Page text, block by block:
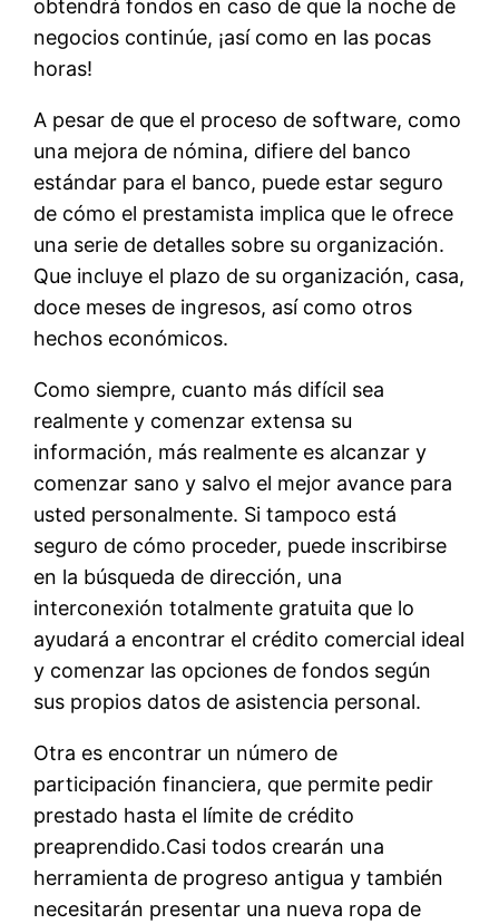
obtendrá fondos en caso de que la noche de
negocios continúe, ¡así como en las pocas
horas!
A pesar de que el proceso de software, como
una mejora de nómina, difiere del banco
estándar para el banco, puede estar seguro
de cómo el prestamista implica que le ofrece
una serie de detalles sobre su organización.
Que incluye el plazo de su organización, casa,
doce meses de ingresos, así como otros
hechos económicos.
Como siempre, cuanto más difícil sea
realmente y comenzar extensa su
información, más realmente es alcanzar y
comenzar sano y salvo el mejor avance para
usted personalmente. Si tampoco está
seguro de cómo proceder, puede inscribirse
en la búsqueda de dirección, una
interconexión totalmente gratuita que lo
ayudará a encontrar el crédito comercial ideal
y comenzar las opciones de fondos según
sus propios datos de asistencia personal.
Otra es encontrar un número de
participación financiera, que permite pedir
prestado hasta el límite de crédito
preaprendido.Casi todos crearán una
herramienta de progreso antigua y también
necesitarán presentar una nueva ropa de